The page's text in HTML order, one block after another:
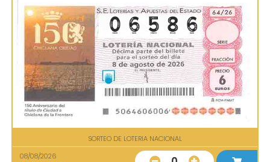
SORTEO DE LOTERIA NACIONAL
08/08/2026